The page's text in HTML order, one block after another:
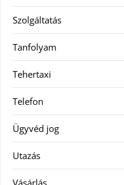
Szolgáltatás
Tanfolyam
Tehertaxi
Telefon
Ügyvéd jog
Utazás